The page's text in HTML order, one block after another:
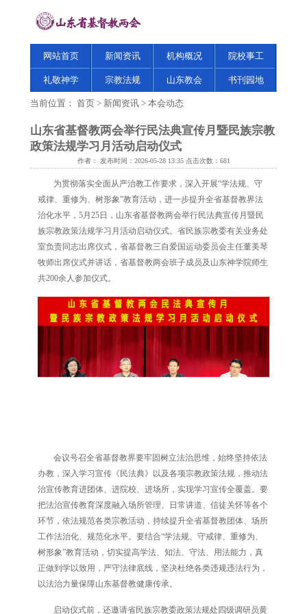
网站首页 新闻资讯 机构概况 院校事工
礼敬神学 宗教法规 山东教会 书刊园地
当前位置： 首页 > 新闻资讯 > 本会动态
山东省基督教两会举行民法典宣传月暨民族宗教
政策法规学习月活动启动仪式
作者： 发布时间：2026-05-28 13:35 点击次数： 681
为贯彻落实全面从严治教工作要求，深入开展“学法规、守
戒律、重修为、树形象”教育活动，进一步提升全省基督教界法
治化水平，5月25日，山东省基督教两会举行民法典宣传月暨民
族宗教政策法规学习月活动启动仪式。省民族宗教委有关业务处
室负责同志出席仪式，省基督教三自爱国运动委员会主任董美琴
牧师出席仪式并讲话，省基督教两会班子成员及山东神学院师生
共200余人参加仪式。
会议号召全省基督教界要牢固树立法治思维，始终坚持依法
办教，深入学习宣传《民法典》以及各项宗教政策法规，推动法
治宣传教育进团体、进院校、进场所，实现学习宣传全覆盖。要
把法治宣传教育深度融入场所管理、日常讲道、信徒关怀等各个
环节，依法规范各类宗教活动，持续提升全省基督教团体、场所
工作法治化、规范化水平。要结合“学法规、守戒律、重修为、
树形象”教育活动，切实提高学法、知法、守法、用法能力，真
正做到学以致用，严守法律底线，坚决杜绝各类违规违法行为，
以法治力量保障山东基督教健康传承。
启动仪式前，还邀请省民族宗教委政策法规处四级调研员黄